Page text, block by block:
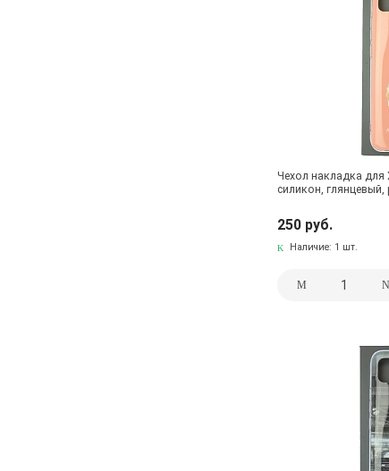
Чехол накладка для
силикон, глянцевый,
250 руб.
Наличие: 1 шт.